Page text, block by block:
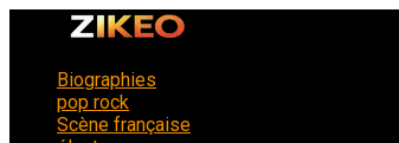
Biographies
pop rock
Scène française